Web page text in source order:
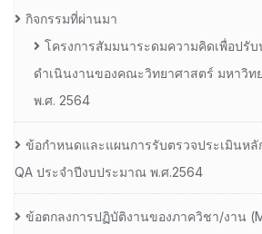
กิจกรรมที่ผ่านมา
โครงการสัมมนาระดมความคิดเพื่อปรั
ดำเนินงานของคณะวิทยาศาสตร์ มหาวิท
พ.ศ. 2564
ข้อกำหนดและแผนการรับตรวจประเมินห
QA ประจำปีงบประมาณ พ.ศ.2564
ข้อตกลงการปฏิบัติงานของภาควิชา/งาน